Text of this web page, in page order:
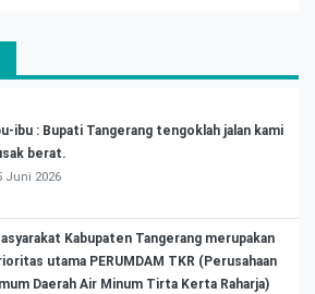
ibu : Bupati Tangerang tengoklah jalan kami
berat.
Juni 2026
Kabupaten Tangerang merupakan
utama PERUMDAM TKR (Perusahaan
Daerah Air Minum Tirta Kerta Raharja)